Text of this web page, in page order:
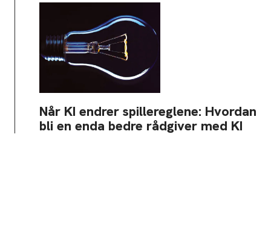
Når KI endrer spillereglene: Hvordan
bli en enda bedre rådgiver med KI